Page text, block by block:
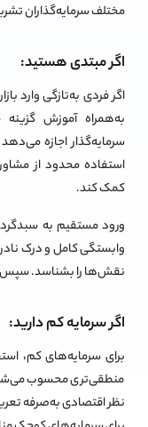
مختلف سرمایه‌گذاران
اگر مبتدی هستید:
اگر فردی به‌تازگی وارد
به‌همراه آموزش
سرمایه‌گذار اجازه می‌دهد
استفاده محدود از
کمک کند.
ورود مستقیم به
وابستگی کامل و درک
نقش‌ها را بشناسد. سپس
اگر سرمایه کم دارید:
برای سرمایه‌های کم،
منطقی‌تری محسوب
نظر اقتصادی به‌صرفه